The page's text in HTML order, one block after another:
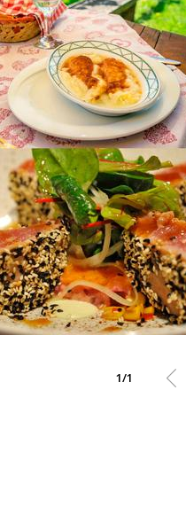
1/1